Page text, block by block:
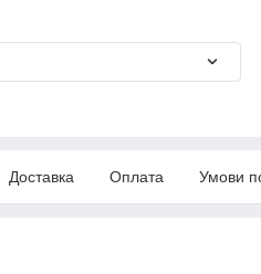
Доставка Оплата Умови